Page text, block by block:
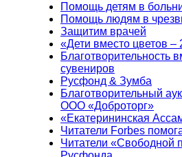
Помощь детям в
Помощь людям в
Защитим врачей
«Дети вместо цветов –
Благотворительность
сувениров
Русфонд & Зумба
Благотворительный
ООО «Доброторг»
«Екатерининская
Читатели Forbes
Читатели «Свободной